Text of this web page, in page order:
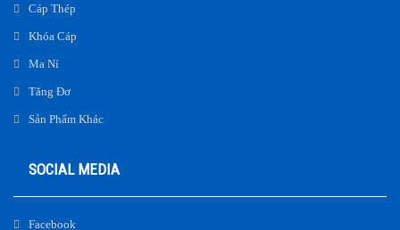
Cáp Thép
Khóa Cáp
Ma Ní
Tăng Đơ
Sản Phẩm Khác
SOCIAL MEDIA
Facebook